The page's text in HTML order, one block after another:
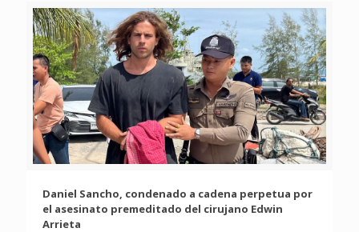
Daniel Sancho, condenado a cadena perpetua por
el asesinato premeditado del cirujano Edwin
Arrieta